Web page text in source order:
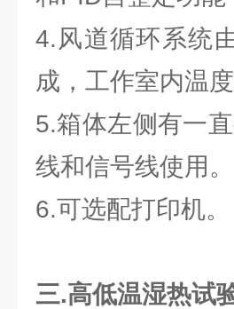
4.风道循环系统
成，工作室内温度
5.箱体左侧有一
线和信号线使用。
6.可选配打印机。
三.高低温湿热试